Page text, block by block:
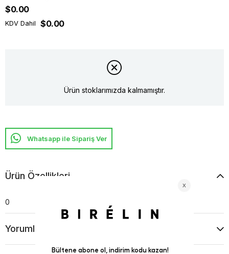
$0.00
KDV Dahil $0.00
Ürün stoklarımızda kalmamıştır.
Whatsapp ile Sipariş Ver
Ürün Özellikleri
0
Yorumlar